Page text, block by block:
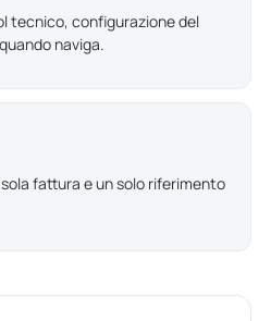
tecnico, configurazione del
naviga.
fattura e un solo riferimento